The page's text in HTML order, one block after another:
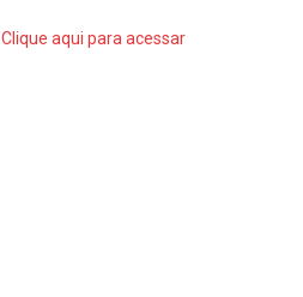
Clique aqui para acessar